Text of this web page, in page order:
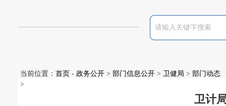
当前位置： 首页 - 政务公开 > 部门信息公开 > 卫健局 > 部门动态
>
卫计